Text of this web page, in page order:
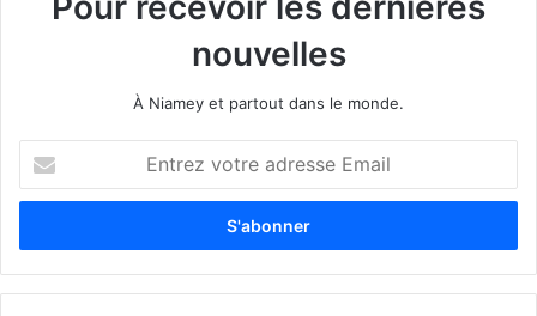
nouvelles
À Niamey et partout dans le monde.
t
e
z